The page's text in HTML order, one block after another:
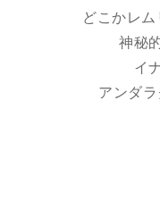
どこかレ
神秘
イ
アンダ